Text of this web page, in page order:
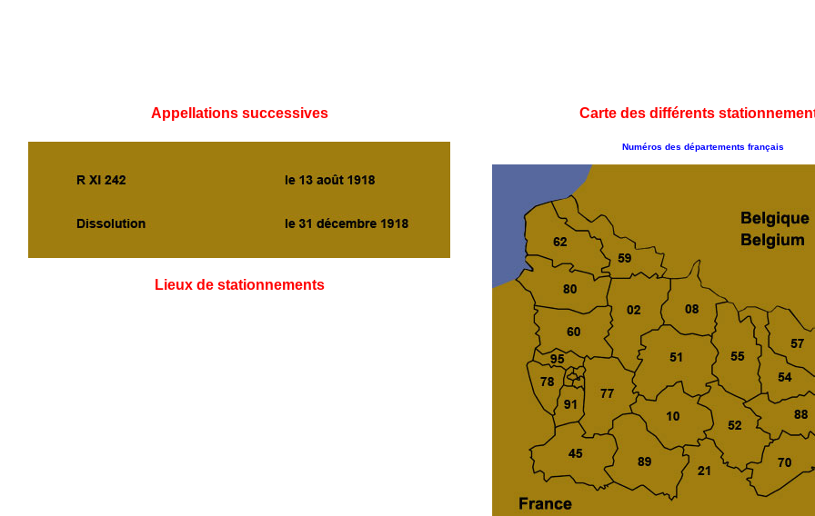
Appellations successives
Lieux de stationnements
Carte des différents
Numéros des départements français